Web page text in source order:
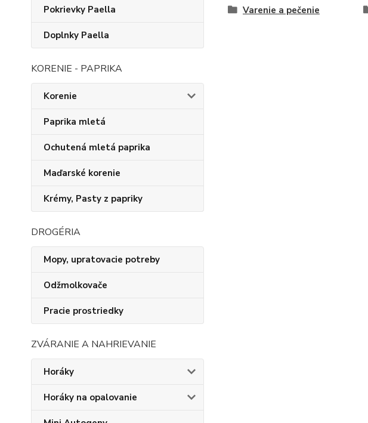
Pokrievky Paella
Doplnky Paella
KORENIE - PAPRIKA
Korenie
Paprika mletá
Ochutená mletá paprika
Maďarské korenie
Krémy, Pasty z papriky
DROGÉRIA
Mopy, upratovacie potreby
Odžmolkovače
Pracie prostriedky
ZVÁRANIE A NAHRIEVANIE
Horáky
Horáky na opalovanie
Varenie a pečenie